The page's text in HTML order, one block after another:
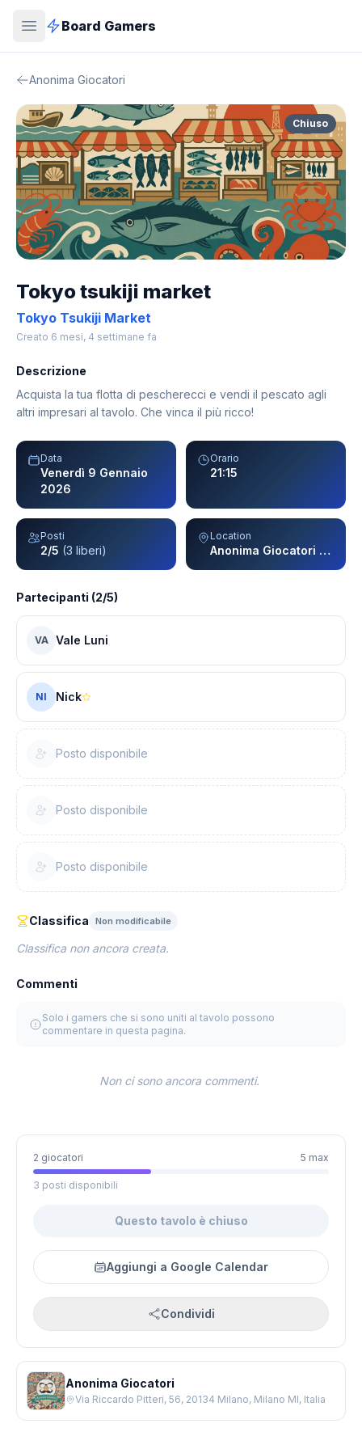
Board Gamers
Anonima Giocatori
Chiuso
Tokyo tsukiji market
Tokyo Tsukiji Market
Creato 6 mesi, 4 settimane fa
Descrizione
Acquista la tua flotta di pescherecci e vendi il pescato agli
altri impresari al tavolo. Che vinca il più ricco!
Data
Venerdì 9 Gennaio
2026
Orario
21:15
Posti
2/5 (3 liberi)
Location
Anonima Giocatori - Milano
Partecipanti (2/5)
VA Vale Luni
NI Nick
Posto disponibile
Posto disponibile
Posto disponibile
Classifica Non modificabile
Classifica non ancora creata.
Commenti
Solo i gamers che si sono uniti al tavolo possono
commentare in questa pagina.
Non ci sono ancora commenti.
2 giocatori 5 max
3 posti disponibili
Questo tavolo è chiuso
Aggiungi a Google Calendar
Condividi
Anonima Giocatori
Via Riccardo Pitteri, 56, 20134 Milano, Milano MI, Italia